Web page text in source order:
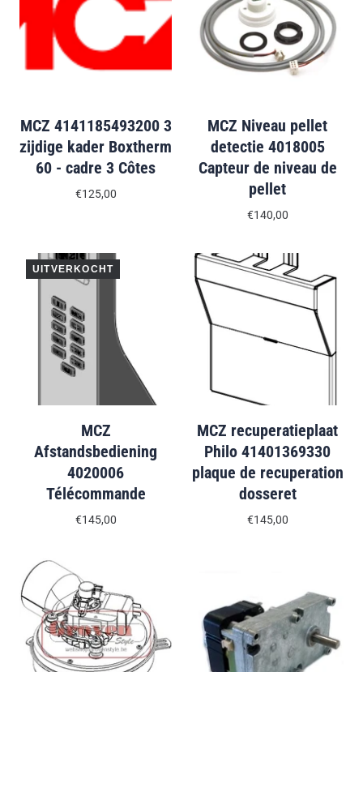
MCZ 4141185493200 3
zijdige kader Boxtherm
60 - cadre 3 Côtes
€125,00
MCZ Niveau pellet
detectie 4018005
Capteur de niveau de
pellet
€140,00
UITVERKOCHT
MCZ
Afstandsbediening
4020006
Télécommande
€145,00
MCZ recuperatieplaat
Philo 41401369330
plaque de recuperation
dosseret
€145,00